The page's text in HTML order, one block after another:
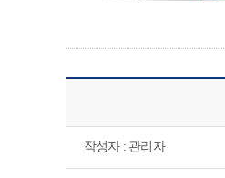
작성자 : 관리자